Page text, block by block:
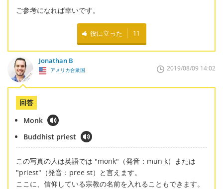
ご参考になれば幸いです。
役に立った 11
Jonathan B
アメリカ合衆国 2019/08/09 14:02
回答
Monk
Buddhist priest
この写真の人は英語では "monk"（発音：mun k）または
"priest"（発音：pree st）と言えます。
ここに、信仰している宗教の名前を入れることもできます。